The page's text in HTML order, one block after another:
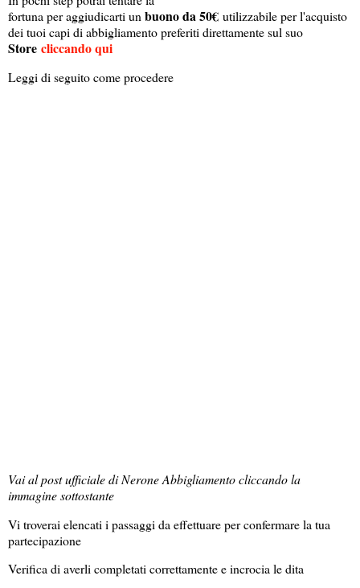
fortuna per aggiudicarti unbuono da 50€ utilizzabile per l'acquisto
dei tuoi capi di abbigliamento preferiti direttamente sul suo
Store cliccando qui
Leggi di seguito come procedere
Vai al post ufficiale di Nerone Abbigliamento cliccando la
immagine sottostante
Vi troverai elencati i passaggi da effettuare per confermare la tua
partecipazione
Verifica di averli completati correttamente e incrocia le dita